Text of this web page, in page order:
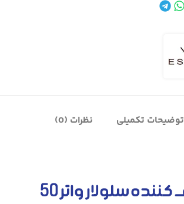
توضیحات تکمیلی نظرات (0)
کرم شفاف کننده سلولار واتر 50